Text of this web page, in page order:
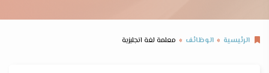
الرئيسية الوظائف معلمة لغة انجليزية